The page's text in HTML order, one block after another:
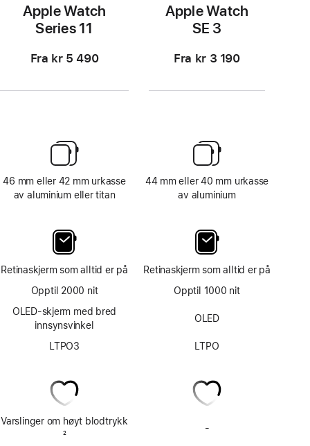
Apple Watch
Series 11
Fra kr 5 490
46 mm eller 42 mm urkasse
av aluminium eller titan
Retinaskjerm som alltid er på
Opptil 2000 nit
OLED-skjerm med bred
innsynsvinkel
LTPO3
Varslinger om høyt blodtrykk
2
Apple Watch
SE 3
Fra kr 3 190
44 mm eller 40 mm urkasse
av aluminium
Retinaskjerm som alltid er på
Opptil 1000 nit
OLED
LTPO
-